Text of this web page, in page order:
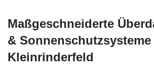
Maßgeschneiderte
& Sonnenschutzsysteme
Kleinrinderfeld